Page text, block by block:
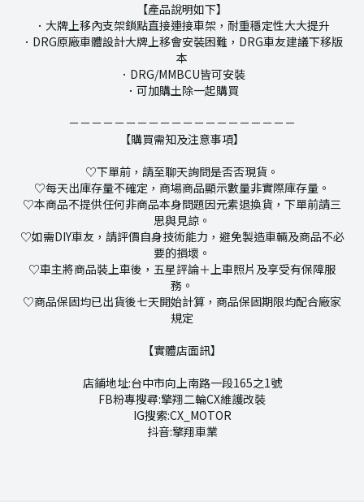
【產品說明如下】
．大牌上移內支架鎖點直接連接車架，耐重穩定性大大提升
．DRG原廠車體設計大牌上移會安裝困難，DRG車友建議下移版
本
．DRG/MMBCU皆可安裝
．可加購土除一起購買
－－－－－－－－－－－－－－－－－－－－
【購買需知及注意事項】
♡下單前，請至聊天詢問是否否現貨。
♡每天出庫存量不確定，商場商品顯示數量非實際庫存量。
♡本商品不提供任何非商品本身問題因元素退換貨，下單前請三
思與見諒。
♡如需DIY車友，請評價自身技術能力，避免製造車輛及商品不必
要的損壞。
♡車主將商品裝上車後，五星評論＋上車照片及享受有保障服
務。
♡商品保固均已出貨後七天開始計算，商品保固期限均配合廠家
規定
【實體店面訊】
店鋪地址:台中市向上南路一段165之1號
FB粉專搜尋:擎翔二輪CX維護改裝
IG搜索:CX_MOTOR
抖音:擎翔車業